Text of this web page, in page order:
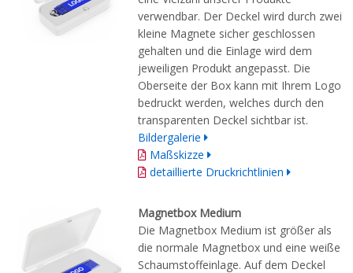
verwendbar. Der Deckel wird durch zwei
kleine Magnete sicher geschlossen
gehalten und die Einlage wird dem
jeweiligen Produkt angepasst. Die
Oberseite der Box kann mit Ihrem Logo
bedruckt werden, welches durch den
transparenten Deckel sichtbar ist.
Bildergalerie
Maßskizze
detaillierte Druckrichtlinien
Magnetbox Medium
Die Magnetbox Medium ist größer als
die normale Magnetbox und eine weiße
Schaumstoffeinlage. Auf dem Deckel